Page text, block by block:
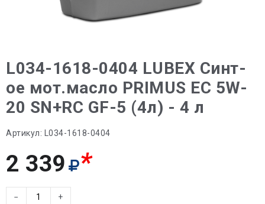
L034-1618-0404 LUBEX Синт-
ое мот.масло PRIMUS EC 5W-
20 SN+RC GF-5 (4л) - 4 л
Артикул: L034-1618-0404
2 339 *
− +